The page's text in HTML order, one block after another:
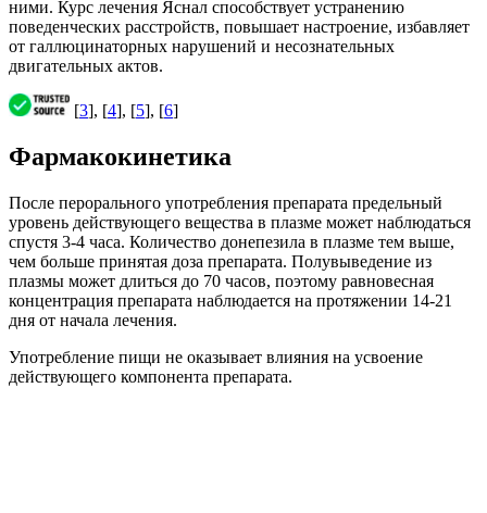
ними. Курс лечения Яснал способствует устранению
поведенческих расстройств, повышает настроение, избавляет
от галлюцинаторных нарушений и несознательных
двигательных актов.
[3], [4], [5], [6]
Фармакокинетика
После перорального употребления препарата предельный
уровень действующего вещества в плазме может наблюдаться
спустя 3-4 часа. Количество донепезила в плазме тем выше,
чем больше принятая доза препарата. Полувыведение из
плазмы может длиться до 70 часов, поэтому равновесная
концентрация препарата наблюдается на протяжении 14-21
дня от начала лечения.
Употребление пищи не оказывает влияния на усвоение
действующего компонента препарата.